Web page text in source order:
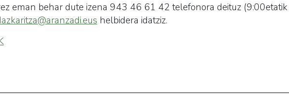
eman behar dute izena 943 46 61 42 telefonora deituz (9:00etatik
helbidera idatziz.